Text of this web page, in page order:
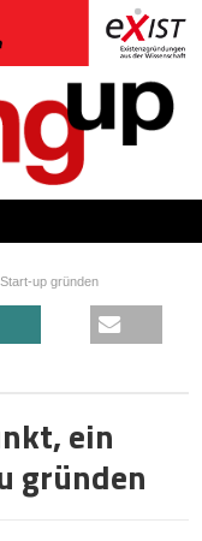
up gründen
ein
gründen